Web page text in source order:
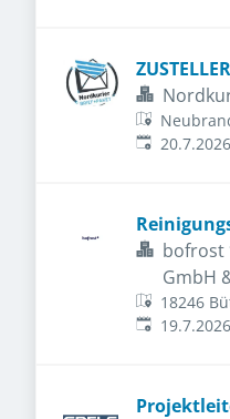
Veröffentlicht
20.7.2026
bofrost
GmbH
18246
Veröffentlicht
19.7.2026